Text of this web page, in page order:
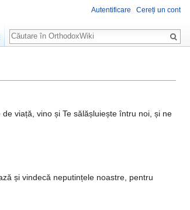
viață, vino și Te sălășluiește întru noi, și ne
și vin­decă neputințele noas­tre, pentru
Autentificare Cereți un cont
Căutare